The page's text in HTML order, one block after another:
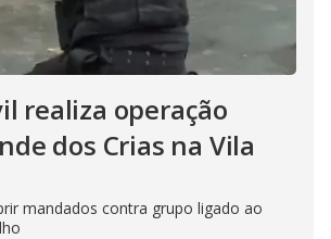
realiza operação
dos Crias na Vila
mandados contra grupo ligado ao